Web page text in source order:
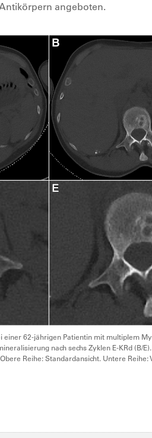
angeboten.
einer 62-jährigen Patientin mit multiplem
nach sechs Zyklen E-KRd
Reihe: Standardansicht. Untere